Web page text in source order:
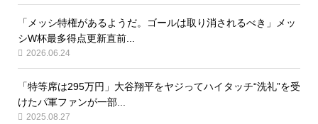
「メッシ特権があるようだ。ゴールは取り消されるべき」メッ
シW杯最多得点更新直前...
2026.06.24
「特等席は295万円」大谷翔平をヤジってハイタッチ“洗礼”を受
けたパ軍ファンが一部...
2025.08.27